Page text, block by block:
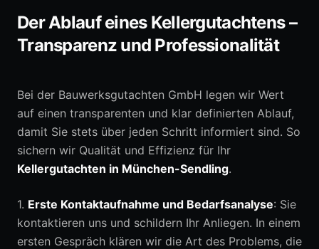
Der Ablauf eines Kellergutachtens –
Transparenz und Professionalität
Bei der Bauwerksgutachten GmbH legen wir Wert
auf einen transparenten und klar definierten Ablauf,
damit Sie stets über jeden Schritt informiert sind. So
sichern wir Qualität und Effizienz für Ihr
Kellergutachten in München-Sendling.
1. Erste Kontaktaufnahme und Bedarfsanalyse: Sie
kontaktieren uns und schildern Ihr Anliegen. In einem
ersten Gespräch klären wir die Art des Problems, die